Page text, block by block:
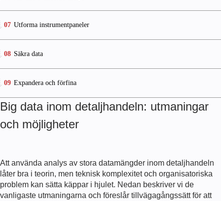
07 Utforma instrumentpaneler
08 Säkra data
09 Expandera och förfina
Big data inom detaljhandeln: utmaningar
och möjligheter
Att använda analys av stora datamängder inom detaljhandeln
låter bra i teorin, men teknisk komplexitet och organisatoriska
problem kan sätta käppar i hjulet. Nedan beskriver vi de
vanligaste utmaningarna och föreslår tillvägagångssätt för att